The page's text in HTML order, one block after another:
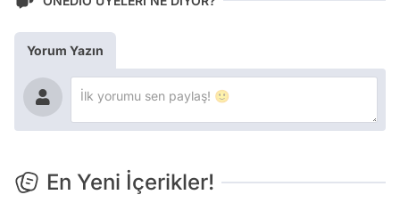
Yorum Yazın
En Yeni İçerikler!